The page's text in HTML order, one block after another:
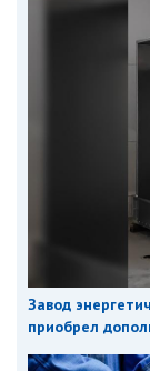
Завод
приобрел